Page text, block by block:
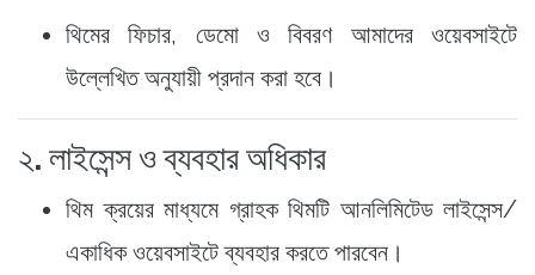
থিমের ফিচার, ডেমো ও বিবরণ আমাদের ওয়েবসাইটে
উল্লেখিত অনুযায়ী প্রদান করা হবে।
২. লাইসেন্স ও ব্যবহার অধিকার
থিম ক্রয়ের মাধ্যমে গ্রাহক থিমটি আনলিমিটেড লাইসেন্স/
একাধিক ওয়েবসাইটে ব্যবহার করতে পারবেন।